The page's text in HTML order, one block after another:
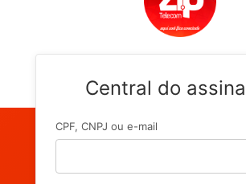
Central do
CPF, CNPJ ou e-mail